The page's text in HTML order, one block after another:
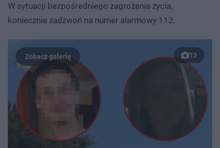
W sytuacji bezpośredniego zagrożenia życia,
koniecznie zadzwoń na numer alarmowy 112.
13